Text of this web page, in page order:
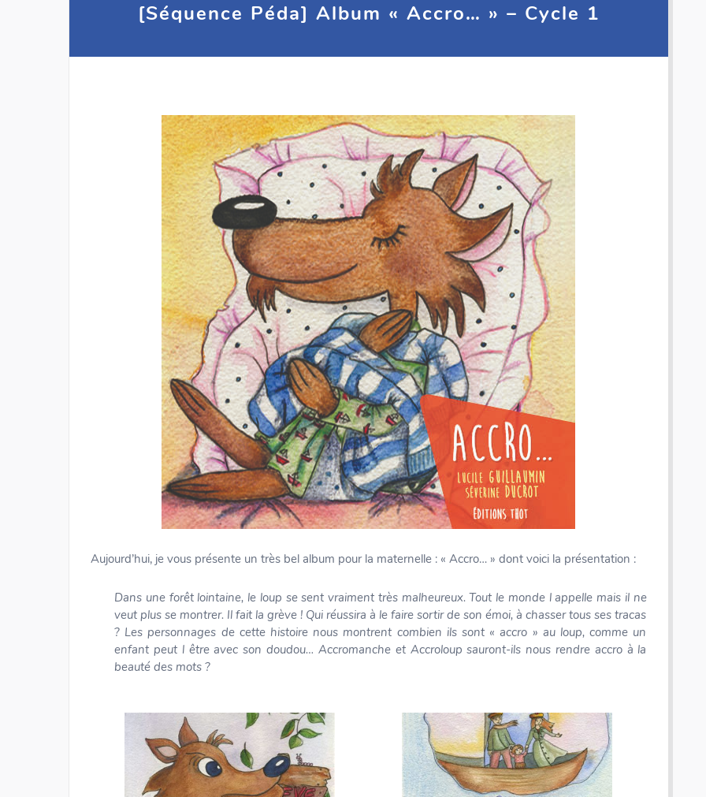
[Séquence Péda] Album « Accro… » – Cycle 1
Aujourd’hui, je vous présente un très bel album pour la maternelle : « Accro… » dont voici la présentation :
Dans une forêt lointaine, le loup se sent vraiment très malheureux. Tout le monde l appelle mais il ne
veut plus se montrer. Il fait la grève ! Qui réussira à le faire sortir de son émoi, à chasser tous ses tracas
? Les personnages de cette histoire nous montrent combien ils sont « accro » au loup, comme un
enfant peut l être avec son doudou… Accromanche et Accroloup sauront-ils nous rendre accro à la
beauté des mots ?
Numericards - Mesure